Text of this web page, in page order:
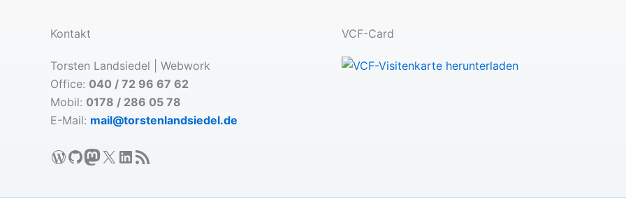
Kontakt
Torsten Landsiedel | Webwork
Office: 040 / 72 96 67 62
Mobil: 0178 / 286 05 78
E-Mail: mail@torstenlandsiedel.de
WordPress
GitHub
Mastodon
X LinkedIn
RSS-Feed
VCF-Card